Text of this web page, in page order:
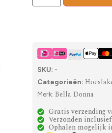
SKU: -
Categorieën:
Merk: Bella Donna
Gratis verzending
Verzonden
Ophalen mogelijk